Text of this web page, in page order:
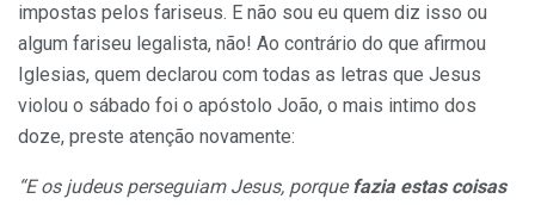
impostas pelos fariseus. E não sou eu quem diz isso ou
algum fariseu legalista, não! Ao contrário do que afirmou
Iglesias, quem declarou com todas as letras que Jesus
violou o sábado foi o apóstolo João, o mais intimo dos
doze, preste atenção novamente:
“E os judeus perseguiam Jesus, porquefazia estas coisas